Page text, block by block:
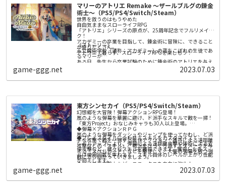
爽快感のあるウェポンで敵を一網打尽！
ステージ内に現れるアンデッドを倒し、ソウルを集めるのが
バスターの勝利条件だ！
◆モンスター：ド派手なスキルでバスターどもをぶっ飛ば
せ！
極太ビームや超巨大化、
必殺の“捕食” でバスターたちをやっつけろ！
バスターを全滅させるか、制限時間が経過すれば、モンスタ
ーの勝利だ！
◆遊べば遊ぶほどストーリーが展開する「エピソードマッ
チ」！
レベルアップでカスタマイズアイテムが手に入る！
お気に入りのキャラクターをおもしろ衣装でコーディネート
しよう！
家族や友達と一緒に、オンラインのエピソードマッチに挑も
マリーのアトリエ Remake ～ザールブルグの錬金
術士～（PS5/PS4/Switch/Steam）
世界を救うのはもうやめた
自由気ままなスローライフRPG
「アトリエ」シリーズの原点が、25周年記念でフルリメイ
ク！
アカデミーの卒業を目指して、錬金術に冒険に、できること
が盛りだくさん。
アトリエで暮らす、スローライフRPGを楽しもう！
《ストーリー》
王立魔術学校（通称：アカデミー）の落ちこぼれの生徒であ
るマリーが
ある日、先生から卒業試験のために錬金術のアトリエを与え
試験の課題は、先生が納得するアイテムを完成させること。
調合・戦闘・依頼と、できることは盛りだくさん！
どこから始めるかはあなたの自由！ あなた自身の楽しみ方
で、アカデミーの卒業を目指しましょう。
《本作のポイント》
■グラフィックを刷新！ 現代の技術で、より活き活きとマ
リーたちが描かれる！
キャラクターの立ち絵やイベントスチルを刷新し、立ち絵に
は２Ｄアニメーションも実装しました。
また、キャラクターやステージの３Ｄモデルも実装。移動や
探索などでは、可愛いミニキャラたちが動きまわります。
■現代にあわせてより遊びやすくなった「アトリエ」シリー
ズの原点
オリジナル版のシンプルかつ自由度の高いプレイ感はそのま
まに、 チュートリアルや各種仕様への誘導を拡充しました。
さらに、街中の移動や採取などの仕様を改修し、快適で遊び
■ゲーム体験をさらに深める新規要素を多数追加！
game-ggg.net 2023.07.03
東方シンセカイ（PS5/PS4/Switch/Steam）
幻想郷を大冒険！弾幕アクションRPG登場！
嵐のような弾幕を華麗に避け、ド派手なスキルで敵を一掃！
「東方Project」おなじみキャラも30人以上登場。
◆弾幕×アクションＲＰＧ
嵐のような弾幕をダッシュやジャンプを使ってかわし、ど派
手な攻撃で敵を一掃する爽快アクション！護符による遠距離
攻撃などの「スキル」、戦況をひっくり返す大ダメージを与
える「スペルカード」などを駆使して、大量の弾幕を放つ強
敵に立ち向かっていきましょう。
◆プレイスタイルに合わせてスキルをカスタマイズ！
レベルアップにより、弾幕による遠距離攻撃や体術による近
接攻撃など、様々なスキルを獲得できます。獲得した各スキ
ルは使用回数を重ねると、スキル自体のレベルが上がり性能
が向上します。
◆ライフや攻撃力など、ステータスを自由に強化！
クエスト報酬などで手に入る強化石を使い、アナタのプレイ
スタイルに合わせてステータスを割り振りましょう！
game-ggg.net 2023.07.03